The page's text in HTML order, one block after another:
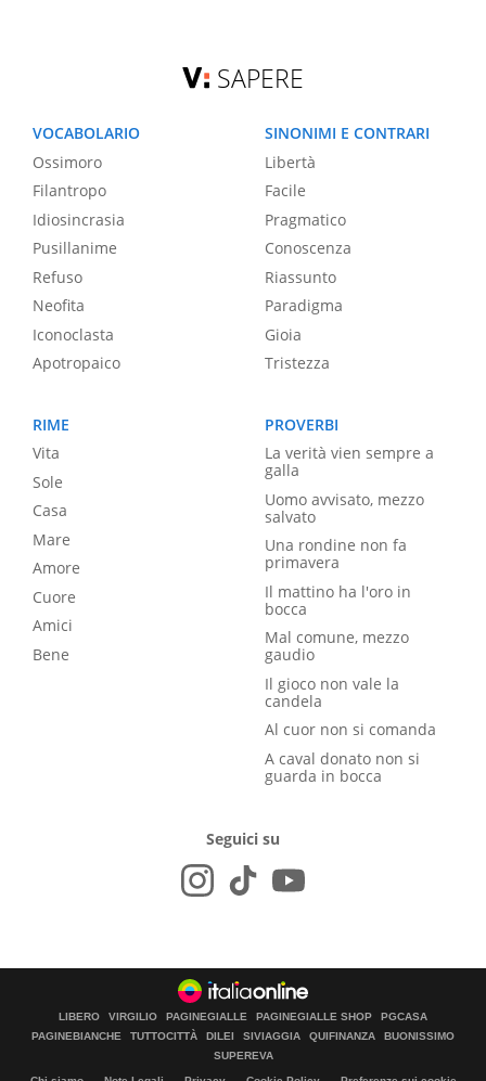
SAPERE
VOCABOLARIO
Ossimoro
Filantropo
Idiosincrasia
Pusillanime
Refuso
Neofita
Iconoclasta
Apotropaico
SINONIMI E CONTRARI
Libertà
Facile
Pragmatico
Conoscenza
Riassunto
Paradigma
Gioia
Tristezza
RIME
Vita
Sole
Casa
Mare
Amore
Cuore
Amici
Bene
PROVERBI
La verità vien sempre a
galla
Uomo avvisato, mezzo
salvato
Una rondine non fa
primavera
Il mattino ha l'oro in
bocca
Mal comune, mezzo
gaudio
Il gioco non vale la
candela
Al cuor non si comanda
A caval donato non si
guarda in bocca
Seguici su
LIBERO VIRGILIO PAGINEGIALLE PAGINEGIALLE SHOP
PGCASA
PAGINEBIANCHE
TUTTOCITTÀ DILEI SIVIAGGIA QUIFINANZA
BUONISSIMO
SUPEREVA